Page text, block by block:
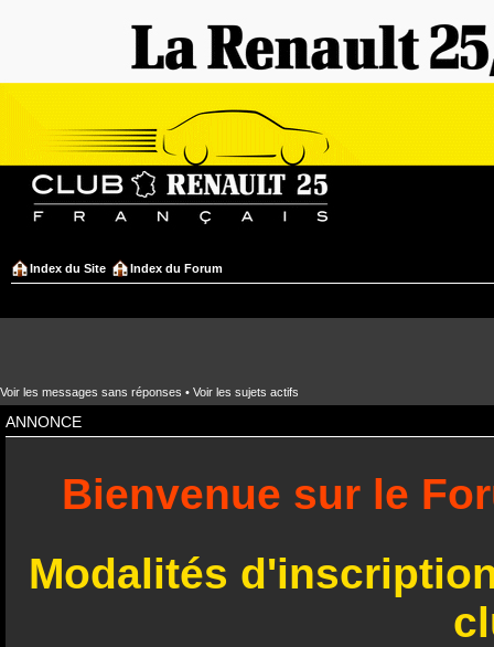
Index du Site Index du Forum
Voir les messages sans réponses • Voir les sujets actifs
ANNONCE
Bienvenue sur le
Modalités